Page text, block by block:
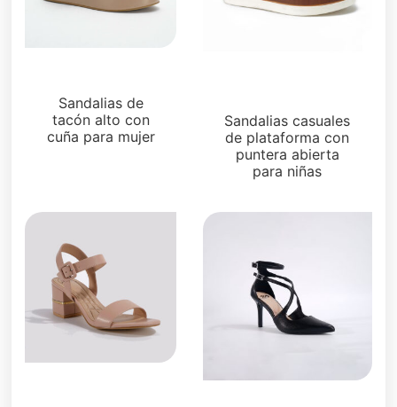
Sandalias de
tacón alto con
cuña para mujer
Sandalias casuales
de plataforma con
puntera abierta
para niñas